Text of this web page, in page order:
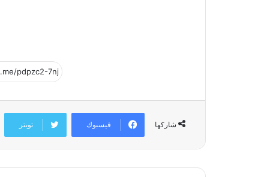
شاركها فيسبوك تويتر